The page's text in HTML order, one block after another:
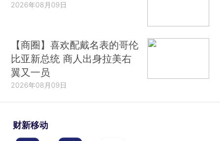
2026年08月09日
【商圈】喜欢配戴名表的哥伦
比亚新总统 商人出身拉美右
翼又一员
2026年08月09日
财新移动